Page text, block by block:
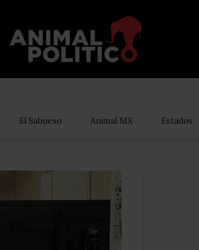
El Sabueso Animal MX Estados